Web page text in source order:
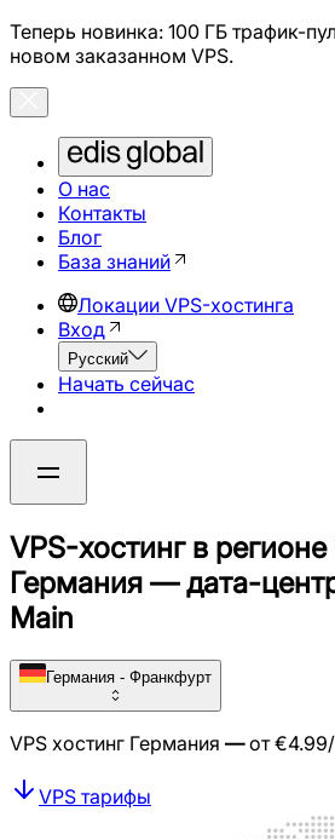
Теперь новинка: 100 ГБ трафик-
новом заказанном VPS.
О нас
Контакты
Блог
База знаний
Локации VPS-хостинга
Вход
Русский
Начать сейчас
VPS-хостинг в
Германия — дата-
Main
Германия - Франкфурт
VPS хостинг Германия —от€4.99
VPS тарифы